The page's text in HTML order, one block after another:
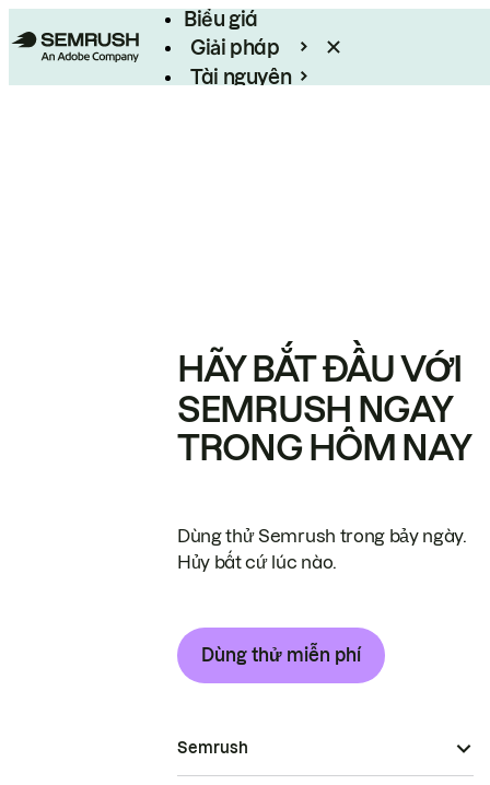
Biểu giá
Giải pháp
Tài nguyên
HÃY BẮT ĐẦU VỚI
SEMRUSH NGAY
TRONG HÔM NAY
Dùng thử Semrush trong bảy ngày.
Hủy bất cứ lúc nào.
Dùng thử miễn phí
Semrush